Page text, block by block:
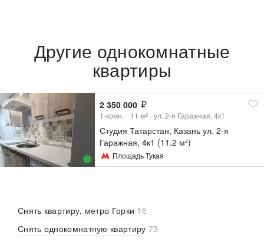
Другие однокомнатные
квартиры
2 350 000
1-комн. 11 м2 ул. 2-я Гаражная, 4к1
Студия Татарстан, Казань ул. 2-я
Гаражная, 4к1 (11.2 м²)
Площадь Тукая
Снять квартиру, метро Горки 16
Снять однокомнатную квартиру 73